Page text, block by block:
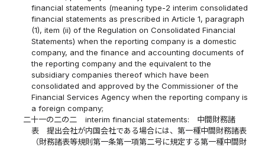
financial statements (meaning type-2 interim consolidated
financial statements as prescribed in Article 1, paragraph
(1), item (ii) of the Regulation on Consolidated Financial
Statements) when the reporting company is a domestic
company, and the finance and accounting documents of
the reporting company and the equivalent to the
subsidiary companies thereof which have been
consolidated and approved by the Commissioner of the
Financial Services Agency when the reporting company is
a foreign company;
二十一の二の二
interim financial statements: 中間財務諸
表 提出会社が内国会社である場合には、第一種中間財務諸表
（財務諸表等規則第一条第一項第二号に規定する第一種中間財